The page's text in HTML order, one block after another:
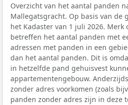
Overzicht van het aantal panden
Mallegatsgracht. Op basis van de
het Kadaster van 1 juli 2026. Merk
betreffen het aantal panden met
adressen met panden in een
dan het aantal panden. Dit is
in hetzelfde pand gehuisvest
appartementengebouw.
zonder adres voorkomen (zoals
panden zonder adres zijn in deze